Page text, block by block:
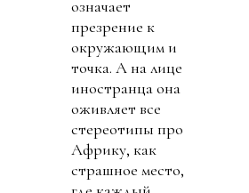
означает
презрение к
окружающим и
точка. А на лице
иностранца она
оживляет все
стереотипы про
Африку, как
страшное место,